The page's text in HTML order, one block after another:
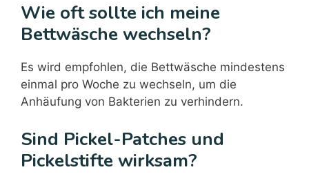
Wie oft sollte ich meine
Bettwäsche wechseln?
Es wird empfohlen, die Bettwäsche mindestens
einmal pro Woche zu wechseln, um die
Anhäufung von Bakterien zu verhindern.
Sind Pickel-Patches und
Pickelstifte wirksam?